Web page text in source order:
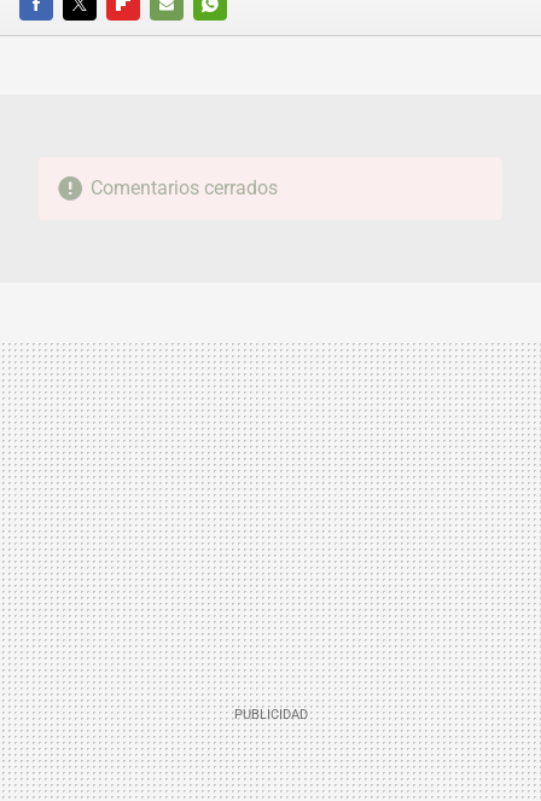
FACEBOOKTWITTERFLIPBOARD
E-
WHATSAPP
Comentarios cerrados